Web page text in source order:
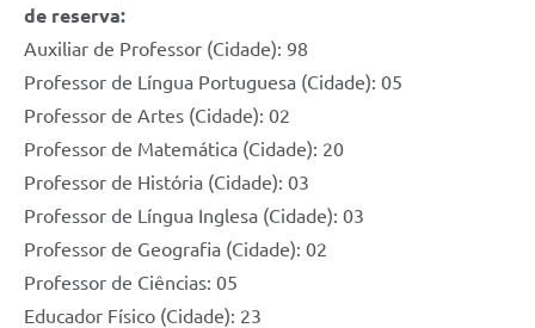
de reserva:
Auxiliar de Professor (Cidade): 98
Professor de Língua Portuguesa (Cidade): 05
Professor de Artes (Cidade): 02
Professor de Matemática (Cidade): 20
Professor de História (Cidade): 03
Professor de Língua Inglesa (Cidade): 03
Professor de Geografia (Cidade): 02
Professor de Ciências: 05
Educador Físico (Cidade): 23